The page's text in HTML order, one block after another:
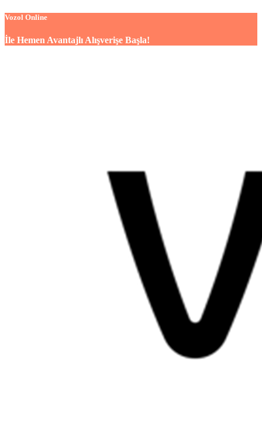
Vozol Online
İle Hemen Avantajlı Alışverişe Başla!